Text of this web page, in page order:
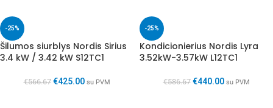
-25%
Šilumos siurblys Nordis Sirius
3.4 kW / 3.42 kW S12TC1
€566.67 €425.00 su PVM
-25%
Kondicionierius Nordis Lyra
3.52kW-3.57kW L12TC1
€586.67 €440.00 su PVM